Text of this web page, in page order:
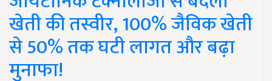
खेती की तस्वीर, 100% जैविक खेती
से 50% तक घटी लागत और बढ़ा
मुनाफा!